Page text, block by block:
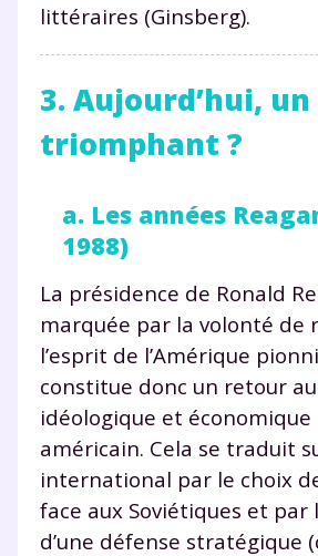
littéraires (Ginsberg).
3. Aujourd’hui,
triomphant ?
a. Les années
1988)
La présidence de Ronald
marquée par la volonté de
l’esprit de l’Amérique
constitue donc un retour
idéologique et
américain. Cela se traduit
international par le choix
face aux Soviétiques et par
d’une défense stratégique